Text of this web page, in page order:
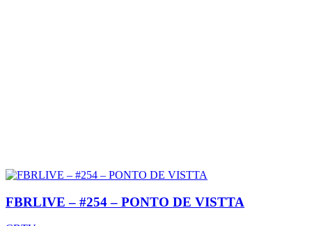
FBRLIVE – #254 – PONTO DE VISTTA